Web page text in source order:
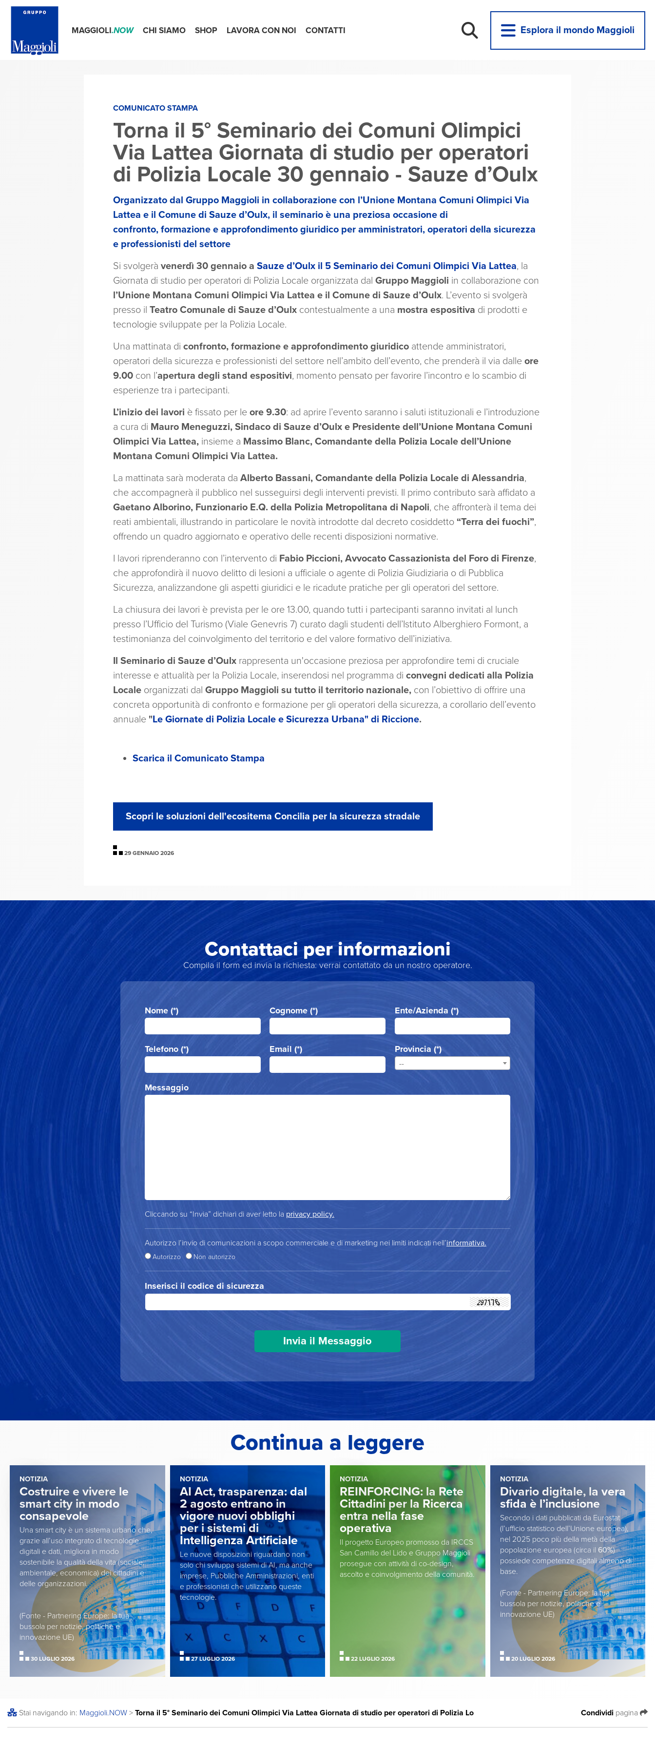
MAGGIOLI.NOW CHI SIAMO SHOP LAVORA CON NOI CONTATTI Esplora il mondo Maggioli
COMUNICATO STAMPA
Torna il 5° Seminario dei Comuni Olimpici
Via Lattea Giornata di studio per operatori
di Polizia Locale 30 gennaio - Sauze d’Oulx
Organizzato dal Gruppo Maggioli in collaborazione con l’Unione Montana Comuni Olimpici Via
Lattea e il Comune di Sauze d’Oulx, il seminario è una preziosa occasione di
confronto, formazione e approfondimento giuridico per amministratori, operatori della sicurezza
e professionisti del settore
Si svolgerà venerdì 30 gennaio a Sauze d’Oulx il 5 Seminario dei Comuni Olimpici Via Lattea, la
Giornata di studio per operatori di Polizia Locale organizzata dal Gruppo Maggioli in collaborazione con
l’Unione Montana Comuni Olimpici Via Lattea e il Comune di Sauze d’Oulx. L’evento si svolgerà
presso il Teatro Comunale di Sauze d’Oulx contestualmente a una mostra espositiva di prodotti e
tecnologie sviluppate per la Polizia Locale.
Una mattinata di confronto, formazione e approfondimento giuridico attende amministratori,
operatori della sicurezza e professionisti del settore nell’ambito dell’evento, che prenderà il via dalle ore
9.00 con l’apertura degli stand espositivi, momento pensato per favorire l’incontro e lo scambio di
esperienze tra i partecipanti.
L’inizio dei lavori è fissato per le ore 9.30: ad aprire l’evento saranno i saluti istituzionali e l’introduzione
a cura di Mauro Meneguzzi, Sindaco di Sauze d’Oulx e Presidente dell’Unione Montana Comuni
Olimpici Via Lattea, insieme a Massimo Blanc, Comandante della Polizia Locale dell’Unione
Montana Comuni Olimpici Via Lattea.
La mattinata sarà moderata da Alberto Bassani, Comandante della Polizia Locale di Alessandria,
che accompagnerà il pubblico nel susseguirsi degli interventi previsti. Il primo contributo sarà affidato a
Gaetano Alborino, Funzionario E.Q. della Polizia Metropolitana di Napoli, che affronterà il tema dei
reati ambientali, illustrando in particolare le novità introdotte dal decreto cosiddetto “Terra dei fuochi”,
offrendo un quadro aggiornato e operativo delle recenti disposizioni normative.
I lavori riprenderanno con l’intervento di Fabio Piccioni, Avvocato Cassazionista del Foro di Firenze,
che approfondirà il nuovo delitto di lesioni a ufficiale o agente di Polizia Giudiziaria o di Pubblica
Sicurezza, analizzandone gli aspetti giuridici e le ricadute pratiche per gli operatori del settore.
La chiusura dei lavori è prevista per le ore 13.00, quando tutti i partecipanti saranno invitati al lunch
presso l’Ufficio del Turismo (Viale Genevris 7) curato dagli studenti dell’Istituto Alberghiero Formont, a
testimonianza del coinvolgimento del territorio e del valore formativo dell’iniziativa.
Il Seminario di Sauze d’Oulx rappresenta un'occasione preziosa per approfondire temi di cruciale
interesse e attualità per la Polizia Locale, inserendosi nel programma di convegni dedicati alla Polizia
Locale organizzati dal Gruppo Maggioli su tutto il territorio nazionale, con l’obiettivo di offrire una
concreta opportunità di confronto e formazione per gli operatori della sicurezza, a corollario dell’evento
annuale "Le Giornate di Polizia Locale e Sicurezza Urbana" di Riccione.
Scarica il Comunicato Stampa
Scopri le soluzioni dell'ecositema Concilia per la sicurezza stradale
29 GENNAIO 2026
Contattaci per informazioni
Compila il form ed invia la richiesta: verrai contattato da un nostro operatore.
Nome (*) Cognome (*) Ente/Azienda (*)
Telefono (*) Email (*) Provincia (*)
--
Messaggio
Cliccando su “Invia” dichiari di aver letto la privacy policy.
Autorizzo l’invio di comunicazioni a scopo commerciale e di marketing nei limiti indicati nell’informativa.
Autorizzo Non autorizzo
Inserisci il codice di sicurezza
Continua a leggere
NOTIZIA
Costruire e vivere le
smart city in modo
consapevole
Una smart city è un sistema urbano che,
grazie all’uso integrato di tecnologie
digitali e dati, migliora in modo
sostenibile la qualità della vita (sociale,
ambientale, economica) dei cittadini e
delle organizzazioni.
(Fonte - Partnering Europe: la tua
bussola per notizie, politiche e
innovazione UE)
30 LUGLIO 2026
NOTIZIA
AI Act, trasparenza: dal
2 agosto entrano in
vigore nuovi obblighi
per i sistemi di
Intelligenza Artificiale
Le nuove disposizioni riguardano non
solo chi sviluppa sistemi di AI, ma anche
imprese, Pubbliche Amministrazioni, enti
e professionisti che utilizzano queste
tecnologie.
27 LUGLIO 2026
NOTIZIA
REINFORCING: la Rete
Cittadini per la Ricerca
entra nella fase
operativa
Il progetto Europeo promosso da IRCCS
San Camillo del Lido e Gruppo Maggioli
prosegue con attività di co-design,
ascolto e coinvolgimento della comunità.
22 LUGLIO 2026
NOTIZIA
Divario digitale, la vera
sfida è l’inclusione
Secondo i dati pubblicati da Eurostat
(l’ufficio statistico dell’Unione europea),
nel 2025 poco più della metà della
popolazione europea (circa il 60%)
possiede competenze digitali almeno di
base.
(Fonte - Partnering Europe: la tua
bussola per notizie, politiche e
innovazione UE)
20 LUGLIO 2026
Stai navigando in: Maggioli.NOW > Torna il 5° Seminario dei Comuni Olimpici Via Lattea Giornata di studio per operatori di Polizia Lo Condividi pagina